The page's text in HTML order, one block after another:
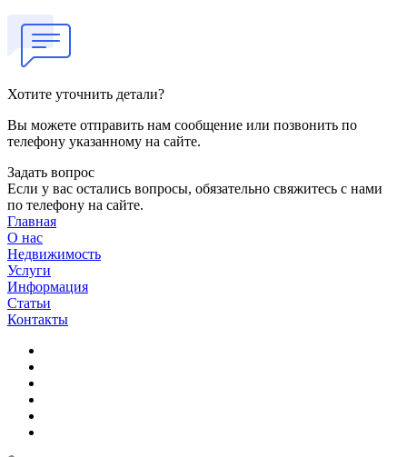
Хотите уточнить детали?
Вы можете отправить нам сообщение или позвонить по
телефону указанному на сайте.
Задать вопрос
Если у вас остались вопросы, обязательно свяжитесь с нами
по телефону на сайте.
Главная
О нас
Недвижимость
Услуги
Информация
Статьи
Контакты